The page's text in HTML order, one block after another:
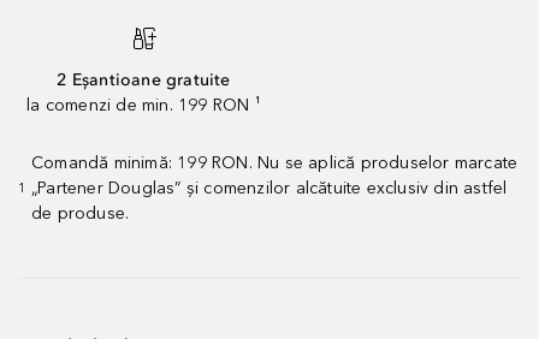
2 Eșantioane gratuite
la comenzi de min. 199 RON ¹
1
Comandă minimă: 199 RON. Nu se aplică produselor marcate
„Partener Douglas” și comenzilor alcătuite exclusiv din astfel
de produse.